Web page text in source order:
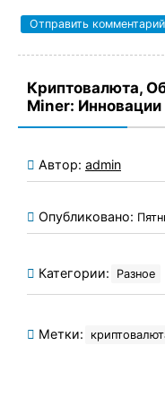
Криптовалюта,
Miner: Инновации
Автор: admin
Опубликовано:
Категории: Разное
Метки: